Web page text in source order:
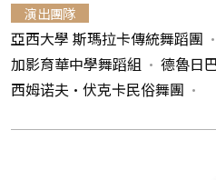
間
演出團隊
亞西大學 斯瑪拉卡傳統舞蹈團
加影育華中學舞蹈組
德魯日
西姆诺夫•伏克卡民俗舞團